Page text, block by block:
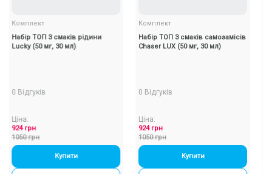
ТОП 3 смаків рідини
(50 мг, 30 мл)
Відгуків
грн
грн
+
Купити
Комплект
Набір ТОП 3 смаків самозамісів
Chaser LUX (50 мг, 30 мл)
0 Відгуків
Ціна:
924 грн
1050 грн
+
Купити